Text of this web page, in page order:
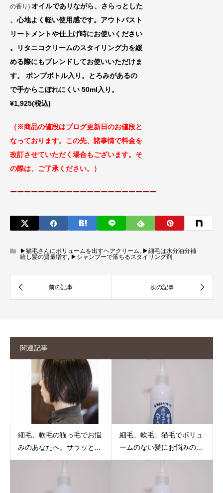
の香り) オイルでありながら、さらっとした
、心地よく軽い使用感です。アウトバスト
リートメントや仕上げ時にお使いください
。リタニコクリームのスタイリング力を緩
める際にもブレンドしてお使いいただけま
す。 ポンプボトル入り。とろみがあるの
で手からこぼれにくい 50ml入り。
¥1,925(税込)
（※商品の値段はブログ更新日のお値段と
なっております。この先、諸事情で料金を
改訂させていただく場合もございます。 そ
の際は、ご了承ください。）
ーーーーーーーーーーーーーーーーーーーーー
▶︎猫毛さんにボリュームを出すヘアクリーム, ▶︎細毛は水分油分補
給し髪の質量増す, ▶︎シャンプーで落ちるスタイリング剤
関連記事
細毛、軟毛の猫っ毛でお悩
みのあなたへ。サラッと...
細毛、軟毛、猫毛でボリュ
ームのない髪にお悩みの...